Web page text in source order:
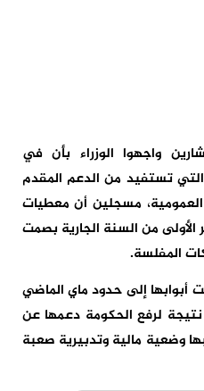
واجهوا الوزراء بأن في
تستفيد من الدعم المقدم
مسجلين أن معطيات
من السنة الجارية بصمت
المفلسة.
أبوابها إلى حدود ماي الماضي
وذلك نتيجة لرفع الحكومة دعمها عن
وضعية مالية وتدبيرية صعبة